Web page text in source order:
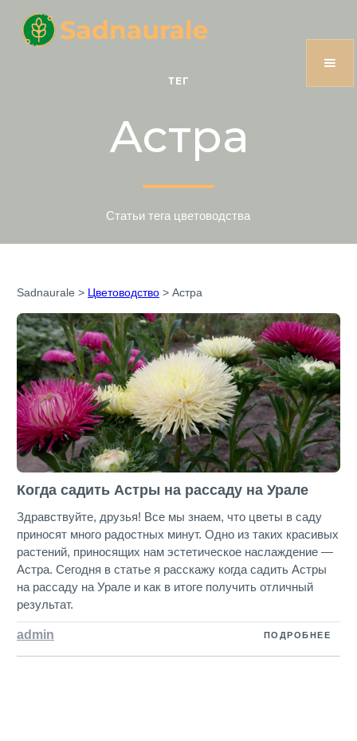
ТЕГ
Астра
Статьи тега цветоводства
Sadnaurale > Цветоводство > Астра
Когда садить Астры на рассаду на Урале
Здравствуйте, друзья! Все мы знаем, что цветы в саду
приносят много радостных минут. Одно из таких красивых
растений, приносящих нам эстетическое наслаждение —
Астра. Сегодня в статье я расскажу когда садить Астры
на рассаду на Урале и как в итоге получить отличный
результат.
admin ПОДРОБНЕЕ